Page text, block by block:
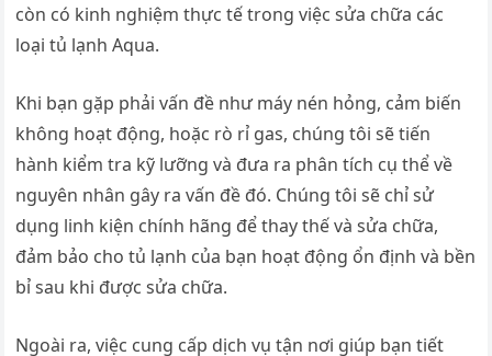
còn có kinh nghiệm thực tế trong việc sửa chữa các
loại tủ lạnh Aqua.
Khi bạn gặp phải vấn đề như máy nén hỏng, cảm biến
không hoạt động, hoặc rò rỉ gas, chúng tôi sẽ tiến
hành kiểm tra kỹ lưỡng và đưa ra phân tích cụ thể về
nguyên nhân gây ra vấn đề đó. Chúng tôi sẽ chỉ sử
dụng linh kiện chính hãng để thay thế và sửa chữa,
đảm bảo cho tủ lạnh của bạn hoạt động ổn định và bền
bỉ sau khi được sửa chữa.
Ngoài ra, việc cung cấp dịch vụ tận nơi giúp bạn tiết